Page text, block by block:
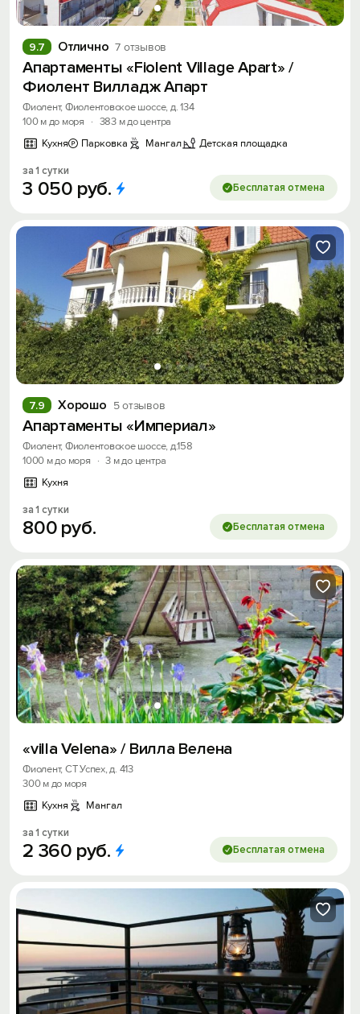
Отлично 7 отзывов
9.7
Апартаменты «Fiolent Village Apart» /
Фиолент Вилладж Апарт
Фиолент, Фиолентовское шоссе, д. 134
100 м до моря
· 383 м до центра
Кухня
Парковка Мангал Детская площадка
за 1 сутки
3 050 руб. Бесплатая отмена
Хорошо 5 отзывов
7.9
Апартаменты «Империал»
Фиолент, Фиолентовское шоссе, д.158
1000 м до моря
· 3 м до центра
Кухня
за 1 сутки
800 руб. Бесплатая отмена
«villa Velena» / Вилла Велена
Фиолент, СТ Успех, д. 413
300 м до моря
Кухня
Мангал
за 1 сутки
2 360 руб. Бесплатая отмена